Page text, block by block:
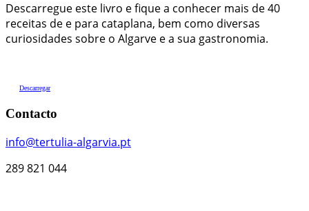
Descarregue este livro e fique a conhecer mais de 40
receitas de e para cataplana, bem como diversas
curiosidades sobre o Algarve e a sua gastronomia.
Descarregar
Contacto
info@tertulia-algarvia.pt
289 821 044